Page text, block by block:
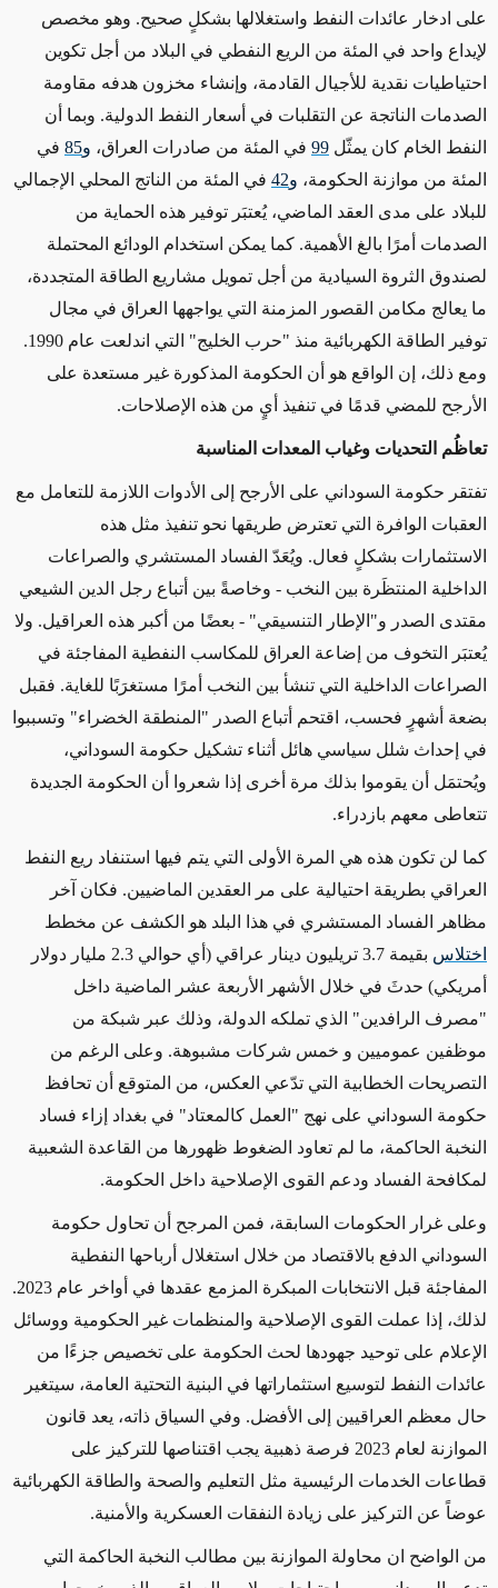
على ادخار عائدات النفط واستغلالها بشكلٍ صحيح. وهو مخصص
لإيداع واحد في المئة من الريع النفطي في البلاد من أجل تكوين
احتياطيات نقدية للأجيال القادمة، وإنشاء مخزون هدفه مقاومة
الصدمات الناتجة عن التقلبات في أسعار النفط الدولية. وبما أن
النفط الخام كان يمثّل 99 في المئة من صادرات العراق، و85
في
المئة من موازنة الحكومة، و42
في المئة من الناتج المحلي الإجمالي
للبلاد على مدى العقد الماضي، يُعتبَر توفير هذه الحماية من
الصدمات أمرًا بالغ الأهمية. كما يمكن استخدام الودائع المحتملة
لصندوق الثروة السيادية من أجل تمويل مشاريع الطاقة المتجددة،
ما يعالج مكامن القصور المزمنة التي يواجهها العراق في مجال
توفير الطاقة الكهربائية منذ "حرب الخليج" التي اندلعت عام 1990.
ومع ذلك، إن الواقع هو أن الحكومة المذكورة غير مستعدة على
الأرجح للمضي قدمًا في تنفيذ أيٍ من هذه الإصلاحات.
تعاظُم التحديات وغياب المعدات المناسبة
تفتقر حكومة السوداني على الأرجح إلى الأدوات اللازمة للتعامل مع
العقبات الوافرة التي تعترض طريقها نحو تنفيذ مثل هذه
الاستثمارات بشكلٍ فعال. ويُعَدّ الفساد المستشري والصراعات
الداخلية المنتظَرة بين النخب - وخاصةً بين أتباع رجل الدين الشيعي
مقتدى الصدر و"الإطار التنسيقي" - بعضًا من أكبر هذه العراقيل. ولا
يُعتبَر التخوف من إضاعة العراق للمكاسب النفطية المفاجئة في
الصراعات الداخلية التي تنشأ بين النخب أمرًا مستغرَبًا للغاية. فقبل
بضعة أشهرٍ فحسب، اقتحم أتباع الصدر "المنطقة الخضراء" وتسببوا
في إحداث شلل سياسي هائل أثناء تشكيل حكومة السوداني،
ويُحتمَل أن يقوموا بذلك مرة أخرى إذا شعروا أن الحكومة الجديدة
تتعاطى معهم بازدراء.
كما لن تكون هذه هي المرة الأولى التي يتم فيها استنفاد ريع النفط
العراقي بطريقة احتيالية على مر العقدين الماضيين. فكان آخر
مظاهر الفساد المستشري في هذا البلد هو الكشف عن مخطط
اختلاس
بقيمة 3.7 تريليون دينار عراقي (أي حوالي 2.3 مليار دولار
أمريكي) حدثَ في خلال الأشهر الأربعة عشر الماضية داخل
"مصرف الرافدين" الذي تملكه الدولة، وذلك عبر شبكة من
موظفين عموميين و خمس شركات مشبوهة. وعلى الرغم من
التصريحات الخطابية التي تدّعي العكس، من المتوقع أن تحافظ
حكومة السوداني على نهج "العمل كالمعتاد" في بغداد إزاء فساد
النخبة الحاكمة، ما لم تعاود الضغوط ظهورها من القاعدة الشعبية
لمكافحة الفساد ودعم القوى الإصلاحية داخل الحكومة.
وعلى غرار الحكومات السابقة، فمن المرجح أن تحاول حكومة
السوداني الدفع بالاقتصاد من خلال استغلال أرباحها النفطية
المفاجئة قبل الانتخابات المبكرة المزمع عقدها في أواخر عام 2023.
لذلك، إذا عملت القوى الإصلاحية والمنظمات غير الحكومية ووسائل
الإعلام على توحيد جهودها لحث الحكومة على تخصيص جزءًا من
عائدات النفط لتوسيع استثماراتها في البنية التحتية العامة، سيتغير
حال معظم العراقيين إلى الأفضل. وفي السياق ذاته، يعد قانون
الموازنة لعام 2023 فرصة ذهبية يجب اقتناصها للتركيز على
قطاعات الخدمات الرئيسية مثل التعليم والصحة والطاقة الكهربائية
عوضاً عن التركيز على زيادة النفقات العسكرية والأمنية.
من الواضح ان محاولة الموازنة بين مطالب النخبة الحاكمة التي